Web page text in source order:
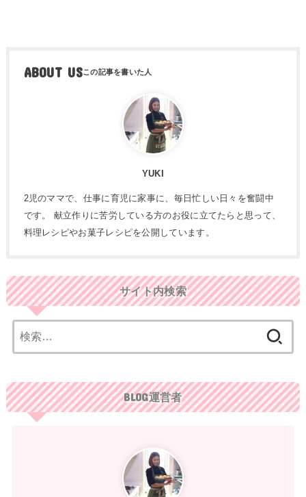
ABOUT US
YUKI
2児のママで、仕事に育児に家事に、毎日忙しい日々を奮闘中
です。 献立作りに苦労している方のお役に立てたらと思って、
料理レシピやお菓子レシピを公開しています。
サイト内検索
索:
BLOG運営者